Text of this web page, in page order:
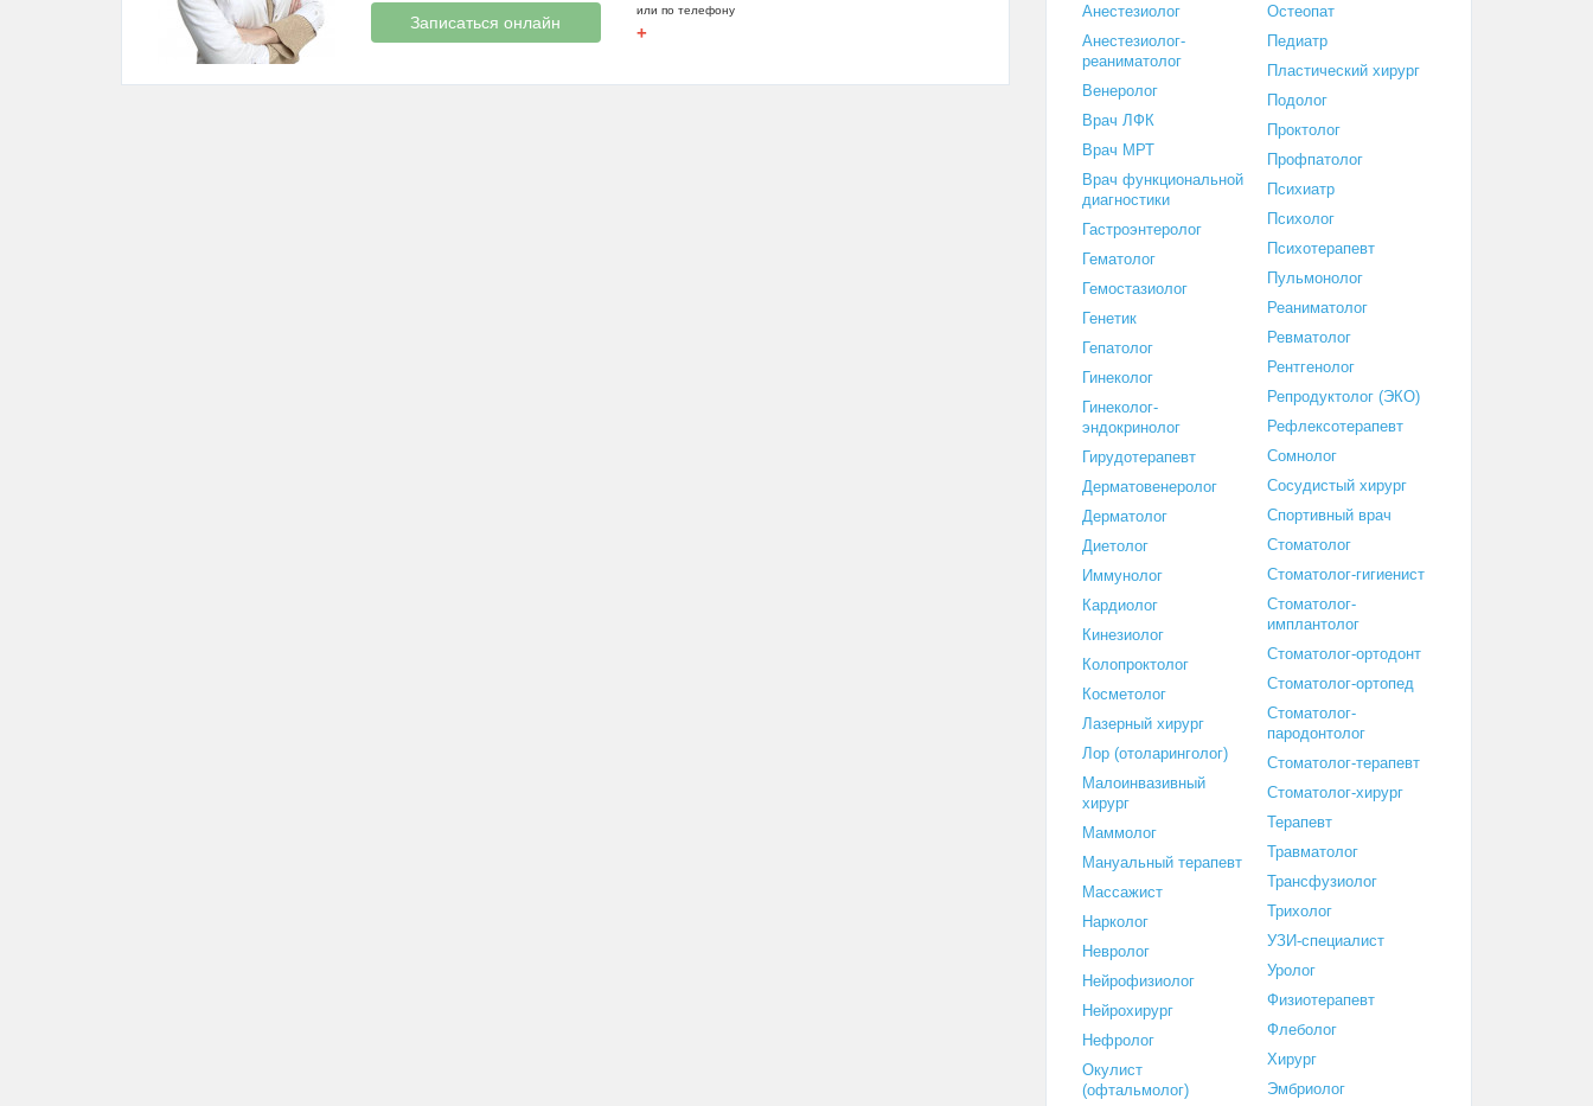
Записаться онлайн
или по телефону
+
Анестезиолог
Анестезиолог-
реаниматолог
Венеролог
Врач ЛФК
Врач МРТ
Врач функциональной
диагностики
Гастроэнтеролог
Гематолог
Гемостазиолог
Генетик
Гепатолог
Гинеколог
Гинеколог-
эндокринолог
Гирудотерапевт
Дерматовенеролог
Дерматолог
Диетолог
Иммунолог
Кардиолог
Кинезиолог
Колопроктолог
Косметолог
Лазерный хирург
Лор (отоларинголог)
Малоинвазивный
хирург
Маммолог
Мануальный терапевт
Массажист
Нарколог
Невролог
Нейрофизиолог
Нейрохирург
Нефролог
Окулист
(офтальмолог)
Остеопат
Педиатр
Пластический хирург
Подолог
Проктолог
Профпатолог
Психиатр
Психолог
Психотерапевт
Пульмонолог
Реаниматолог
Ревматолог
Рентгенолог
Репродуктолог (ЭКО)
Рефлексотерапевт
Сомнолог
Сосудистый хирург
Спортивный врач
Стоматолог
Стоматолог-гигиенист
Стоматолог-
имплантолог
Стоматолог-ортодонт
Стоматолог-ортопед
Стоматолог-
пародонтолог
Стоматолог-терапевт
Стоматолог-хирург
Терапевт
Травматолог
Трансфузиолог
Трихолог
УЗИ-специалист
Уролог
Физиотерапевт
Флеболог
Хирург
Эмбриолог